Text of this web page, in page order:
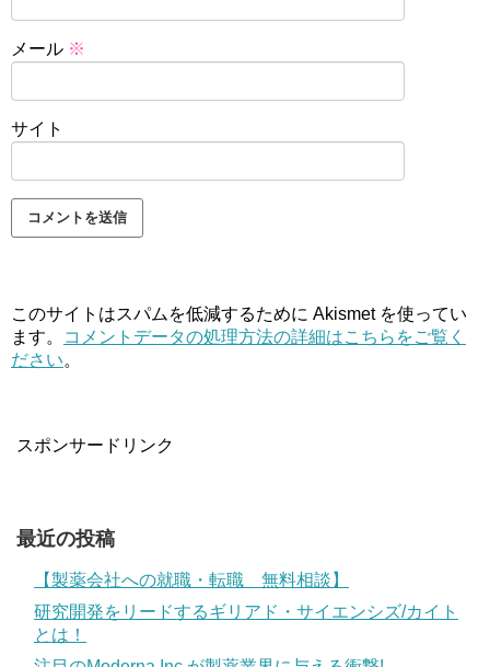
メール ※
サイト
このサイトはスパムを低減するために Akismet を使ってい
ます。
コメントデータの処理方法の詳細はこちらをご覧く
ださい。
スポンサードリンク
最近の投稿
【製薬会社への就職・転職 無料相談】
研究開発をリードするギリアド・サイエンシズ/カイト
とは！